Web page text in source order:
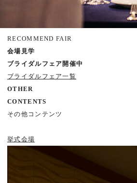
RECOMMEND FAIR
会場見学
ブライダルフェア開催中
ブライダルフェア一覧
OTHER
CONTENTS
その他コンテンツ
挙式会場